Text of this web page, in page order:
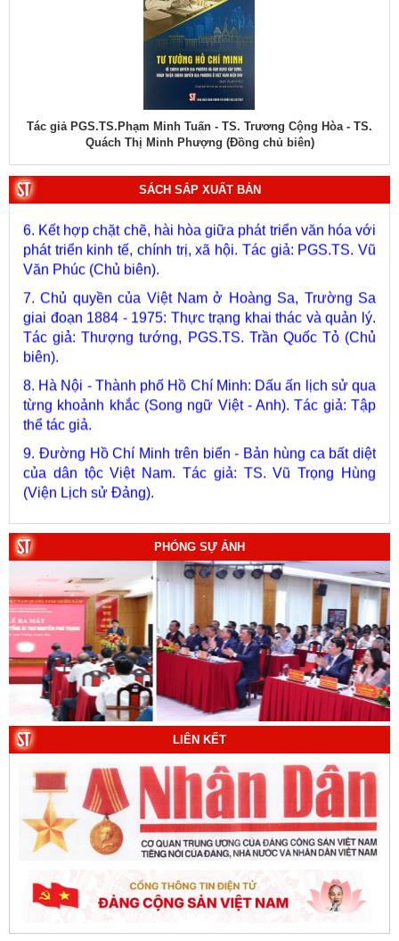
Tác giả PGS.TS.Phạm Minh Tuấn - TS. Trương Cộng Hòa - TS.
Quách Thị Minh Phượng (Đồng chủ biên)
SÁCH SẮP XUẤT BẢN
4. Phát triển và hoàn thiện hệ thống lý luận của Đảng về
chủ nghĩa xã hội và con đường đi lên chủ nghĩa xã hội
ở Việt Nam qua 40 năm đổi mới tiến tới Đại hội đại biểu
toàn quốc lần thứ XIV. Tác giả: PGS.TS. Tô Huy Rứa
5. Xây dựng, phát triển con người Việt Nam - chủ thể
giai đoạn mới. Tác giả: Vũ Thị Phương Hậu (Chủ biên).
6. Kết hợp chặt chẽ, hài hòa giữa phát triển văn hóa với
phát triển kinh tế, chính trị, xã hội. Tác giả: PGS.TS. Vũ
Văn Phúc (Chủ biên).
7. Chủ quyền của Việt Nam ở Hoàng Sa, Trường Sa
giai đoạn 1884 - 1975: Thực trạng khai thác và quản lý.
Tác giả: Thượng tướng, PGS.TS. Trần Quốc Tỏ (Chủ
biên).
8. Hà Nội - Thành phố Hồ Chí Minh: Dấu ấn lịch sử qua
từng khoảnh khắc (Song ngữ Việt - Anh). Tác giả: Tập
thể tác giả.
9. Đường Hồ Chí Minh trên biển - Bản hùng ca bất diệt
của dân tộc Việt Nam. Tác giả: TS. Vũ Trọng Hùng
(Viện Lịch sử Đảng).
10. Một vành đai, một con đường: Hành trình dài của
giả:Michael H. Glantz, Robert J. Ross và Gavin G.
Daugherty (Đồng tác giả).
PHÓNG SỰ ẢNH
LIÊN KẾT